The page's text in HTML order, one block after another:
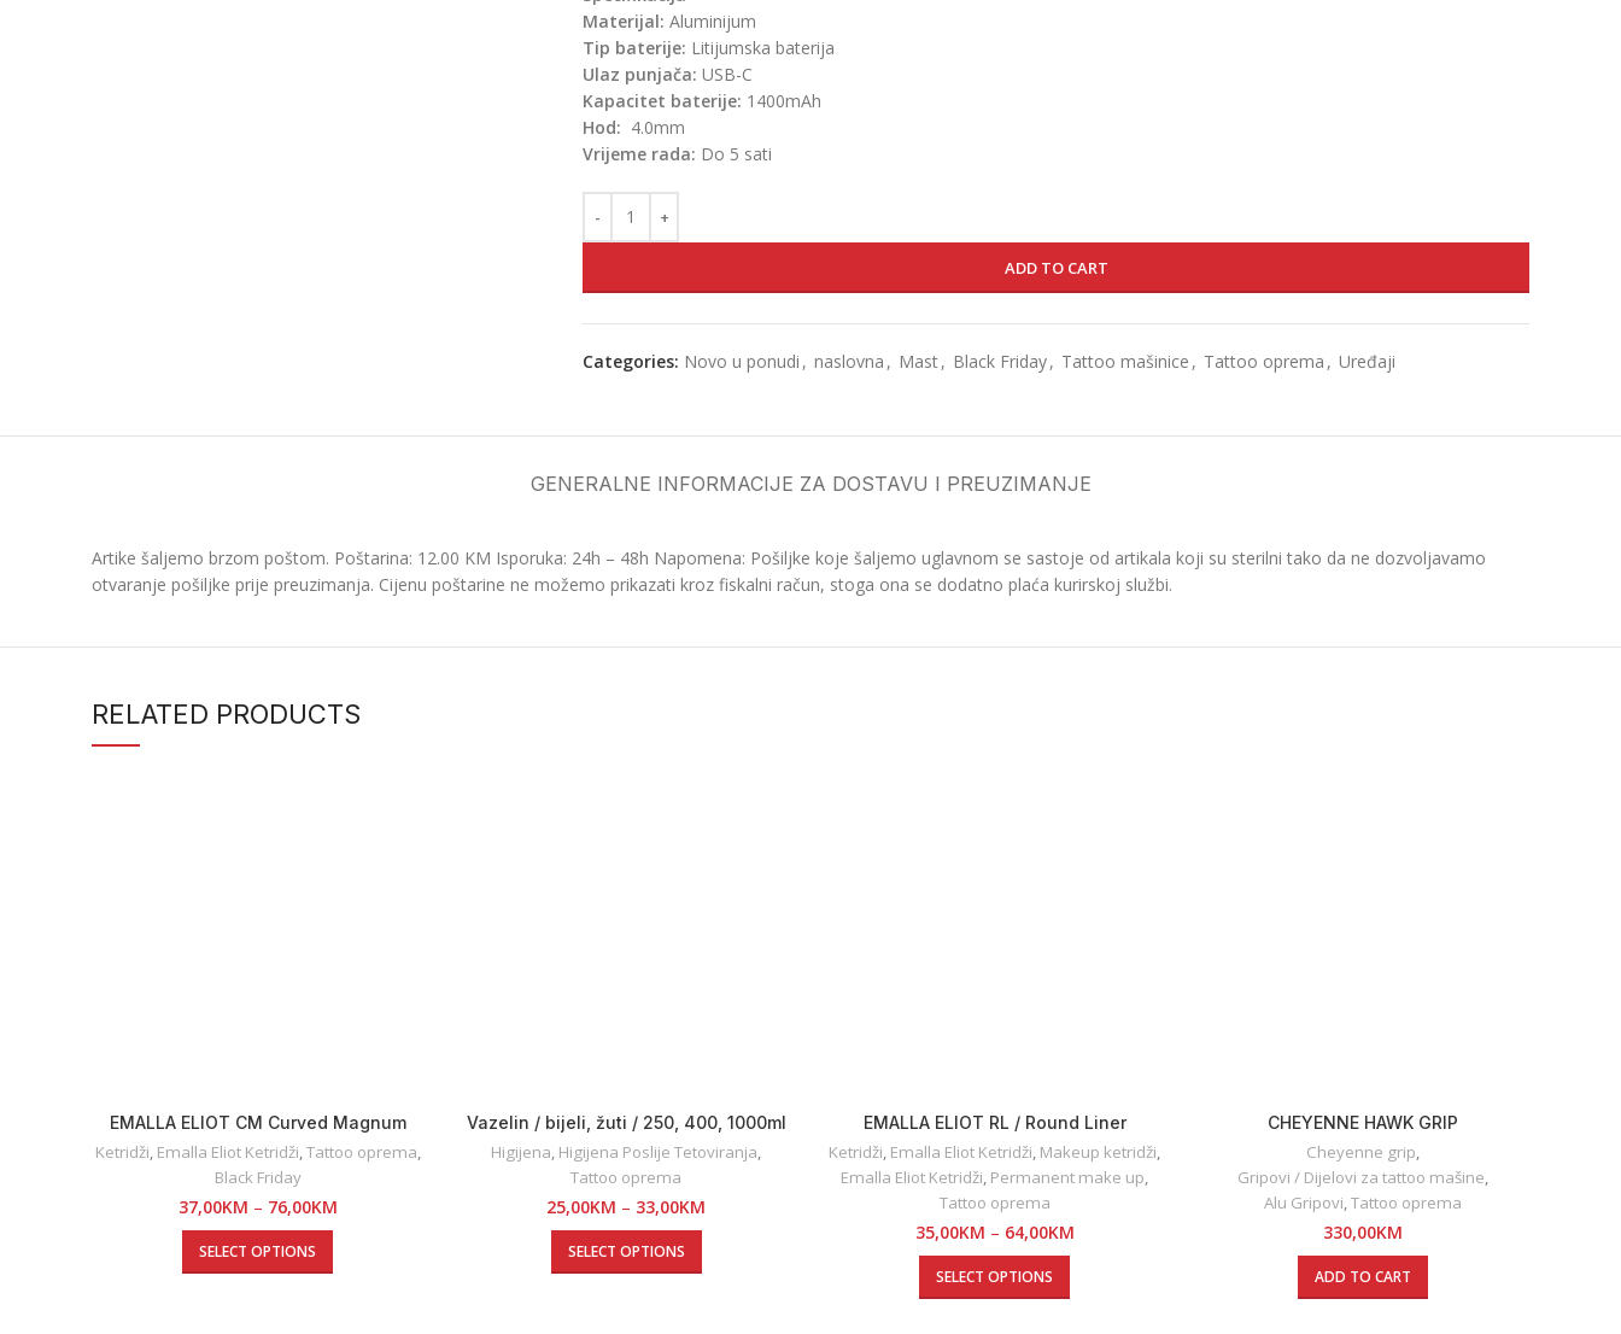
Materijal: Aluminijum
Tip baterije: Litijumska baterija
Ulaz punjača: USB-C
Kapacitet baterije: 1400mAh
Hod: 4.0mm
Vrijeme rada: Do 5 sati
ADD TO CART
Categories: Novo u ponudi , naslovna , Mast, Black Friday, Tattoo mašinice , Tattoo oprema , Uređaji
GENERALNE INFORMACIJE ZA DOSTAVU I PREUZIMANJE
Artike šaljemo brzom poštom. Poštarina: 12.00 KM Isporuka: 24h – 48h Napomena: Pošiljke koje šaljemo uglavnom se sastoje od artikala koji su sterilni tako da ne dozvoljavamo
otvaranje pošiljke prije preuzimanja. Cijenu poštarine ne možemo prikazati kroz fiskalni račun, stoga ona se dodatno plaća kurirskoj službi.
RELATED PRODUCTS
EMALLA ELIOT CM Curved Magnum
Ketridži, Emalla Eliot Ketridži,Tattoo oprema,
Black Friday
37,00KM – 76,00KM
SELECT OPTIONS
Vazelin / bijeli, žuti / 250, 400, 1000ml
Higijena, Higijena Poslije Tetoviranja,
Tattoo oprema
25,00KM – 33,00KM
SELECT OPTIONS
EMALLA ELIOT RL / Round Liner
Ketridži, Emalla Eliot Ketridži, Makeup ketridži,
Emalla Eliot Ketridži, Permanent make up,
Tattoo oprema
35,00KM – 64,00KM
SELECT OPTIONS
CHEYENNE HAWK GRIP
Cheyenne grip,
Gripovi / Dijelovi za tattoo mašine,
Alu Gripovi,Tattoo oprema
330,00KM
ADD TO CART